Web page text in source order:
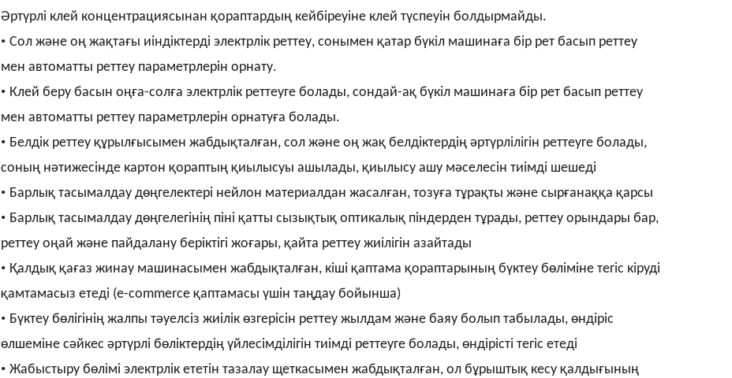
Әртүрлі клей концентрациясынан қораптардың кейбіреуіне клей түспеуін болдырмайды.
• Сол және оң жақтағы иіндіктерді электрлік реттеу, сонымен қатар бүкіл машинаға бір рет басып реттеу
мен автоматты реттеу параметрлерін орнату.
• Клей беру басын оңға-солға электрлік реттеуге болады, сондай-ақ бүкіл машинаға бір рет басып реттеу
мен автоматты реттеу параметрлерін орнатуға болады.
• Белдік реттеу құрылғысымен жабдықталған, сол және оң жақ белдіктердің әртүрлілігін реттеуге болады,
соның нәтижесінде картон қораптың қиылысуы ашылады, қиылысу ашу мәселесін тиімді шешеді
• Барлық тасымалдау дөңгелектері нейлон материалдан жасалған, тозуға тұрақты және сырғанаққа қарсы
• Барлық тасымалдау дөңгелегінің піні қатты сызықтық оптикалық піндерден тұрады, реттеу орындары бар,
реттеу оңай және пайдалану беріктігі жоғары, қайта реттеу жиілігін азайтады
• Қалдық қағаз жинау машинасымен жабдықталған, кіші қаптама қораптарының бүктеу бөліміне тегіс кіруді
қамтамасыз етеді (e-commerce қаптамасы үшін таңдау бойынша)
• Бүктеу бөлігінің жалпы тәуелсіз жиілік өзгерісін реттеу жылдам және баяу болып табылады, өндіріс
өлшеміне сәйкес әртүрлі бөліктердің үйлесімділігін тиімді реттеуге болады, өндірісті тегіс етеді
• Жабыстыру бөлімі электрлік ететін тазалау щеткасымен жабдықталған, ол бұрыштық кесу қалдығының